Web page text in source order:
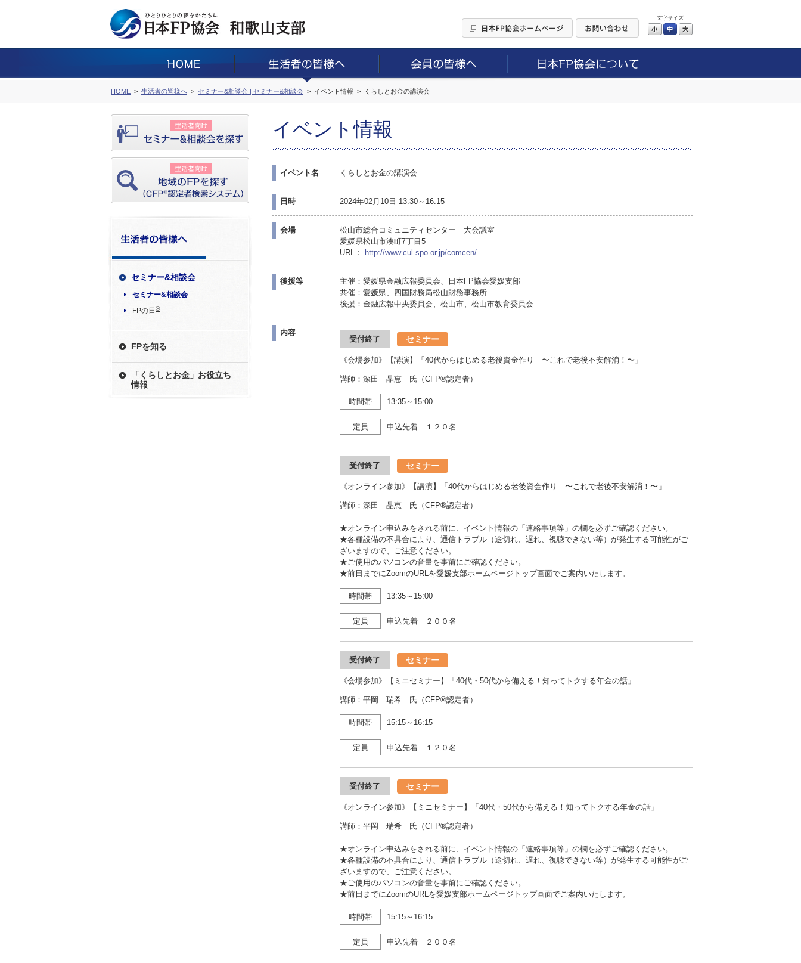
文字サイズ
小 中
HOME 生活者の皆様へ セミナー&相談会 | セミナー&相談会 イベント情報 くらしとお金の講演会
セミナー&相談会
セミナー&相談会
FPの日 ®
FPを知る
「くらしとお金」お役立ち
情報
イベント情報
イベント名 くらしとお金の講演会
日時 2024年02月10日 13:30～16:15
会場
松山市総合コミュニティセンター 大会議室
愛媛県松山市湊町7丁目5
URL：
http://www.cul-spo.or.jp/comcen/
後援等
主催：愛媛県金融広報委員会、日本FP協会愛媛支部
共催：愛媛県、四国財務局松山財務事務所
後援：金融広報中央委員会、松山市、松山市教育委員会
内容
受付終了 セミナー
《会場参加》【講演】「40代からはじめる老後資金作り 〜これで老後不安解消！〜」
講師：深田 晶恵 氏（CFP®認定者）
時間帯 13:35～15:00
定員 申込先着 １２０名
受付終了 セミナー
《オンライン参加》【講演】「40代からはじめる老後資金作り 〜これで老後不安解消！〜」
講師：深田 晶恵 氏（CFP®認定者）
★オンライン申込みをされる前に、イベント情報の「連絡事項等」の欄を必ずご確認ください。
★各種設備の不具合により、通信トラブル（途切れ、遅れ、視聴できない等）が発生する可能性がご
ざいますので、ご注意ください。
★ご使用のパソコンの音量を事前にご確認ください。
★前日までにZoomのURLを愛媛支部ホームページトップ画面でご案内いたします。
時間帯 13:35～15:00
定員 申込先着 ２００名
受付終了 セミナー
《会場参加》【ミニセミナー】「40代・50代から備える！知ってトクする年金の話」
講師：平岡 瑞希 氏（CFP®認定者）
時間帯 15:15～16:15
定員 申込先着 １２０名
受付終了 セミナー
《オンライン参加》【ミニセミナー】「40代・50代から備える！知ってトクする年金の話」
講師：平岡 瑞希 氏（CFP®認定者）
★オンライン申込みをされる前に、イベント情報の「連絡事項等」の欄を必ずご確認ください。
★各種設備の不具合により、通信トラブル（途切れ、遅れ、視聴できない等）が発生する可能性がご
ざいますので、ご注意ください。
★ご使用のパソコンの音量を事前にご確認ください。
★前日までにZoomのURLを愛媛支部ホームページトップ画面でご案内いたします。
時間帯 15:15～16:15
定員 申込先着 ２００名